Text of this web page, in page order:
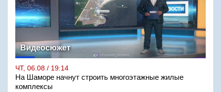
Видеосюжет
ЧТ, 06.08 / 19:14
На Шаморе начнут строить многоэтажные жилые
комплексы